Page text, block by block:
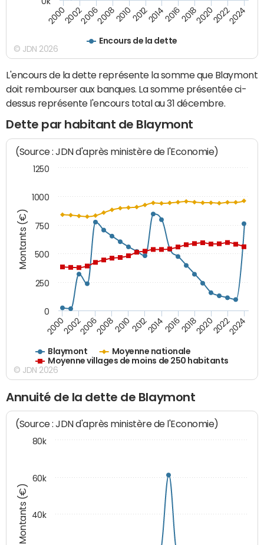
Encours de la dette
200020022006200820102012201420162018202020222024
© JDN 2026
L'encours de la dette représente la somme que Blaymont
doit rembourser aux banques. La somme présentée ci-
dessus représente l'encours total au 31 décembre.
Dette par habitant de Blaymont
Montants (€)
(Source : JDN d'après ministère de l'Economie)
Blaymont
Moyenne nationale
Moyenne villages de moins de 250 habitants
200020022006200820102012201420162018202020222024
0
250
500
750
1000
1250
© JDN 2026
Annuité de la dette de Blaymont
Montants (€)
(Source : JDN d'après ministère de l'Economie)
40k
60k
80k